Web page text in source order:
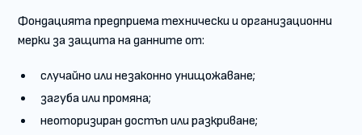
Фондацията предприема технически и организационни
мерки за защита на данните от:
случайно или незаконно унищожаване;
загуба или промяна;
неоторизиран достъп или разкриване;